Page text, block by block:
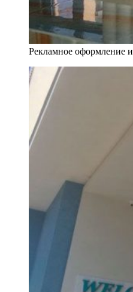
Рекламное оформление